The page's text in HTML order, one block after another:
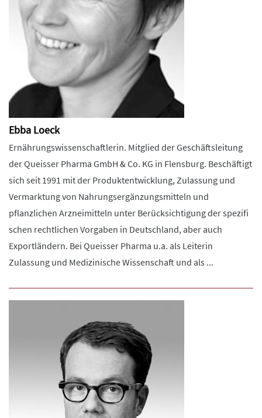
Ebba Loeck
Ernährungswissenschaftlerin. Mitglied der Geschäftsleitung
der Queisser Pharma GmbH & Co. KG in Flensburg. Beschäftigt
sich seit 1991 mit der Produktentwicklung, Zulassung und
Vermarktung von Nahrungsergänzungsmitteln und
pflanzlichen Arzneimitteln unter Berücksichtigung der spezifi
schen rechtlichen Vorgaben in Deutschland, aber auch
Exportländern. Bei Queisser Pharma u.a. als Leiterin
Zulassung und Medizinische Wissenschaft und als ...